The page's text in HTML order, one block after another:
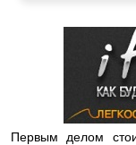
Первым делом